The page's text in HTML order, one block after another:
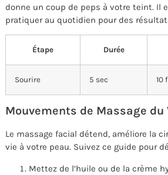
donne un coup de peps à votre teint. Il
pratiquer au quotidien pour des
Étape Durée
Sourire 5 sec 10
Mouvements de Massage du
Le massage facial détend, améliore la
vie à votre peau. Suivez ce guide pour
Mettez de l’huile ou de la crème